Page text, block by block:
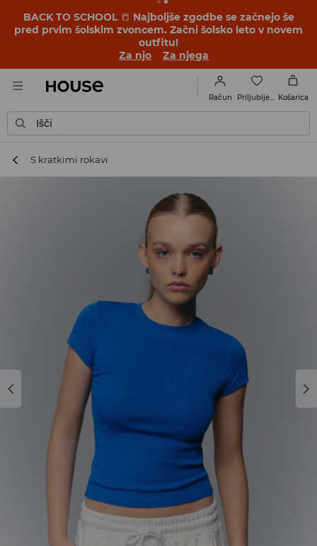
BACK TO SCHOOL 📒 Najboljše zgodbe se začnejo še
pred prvim šolskim zvoncem. Začni šolsko leto v novem
outfitu!
Za njo
Za njega
Račun Košarica
Išči
S kratkimi rokavi